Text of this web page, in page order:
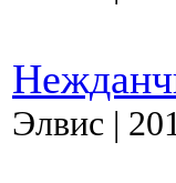
Элвис |